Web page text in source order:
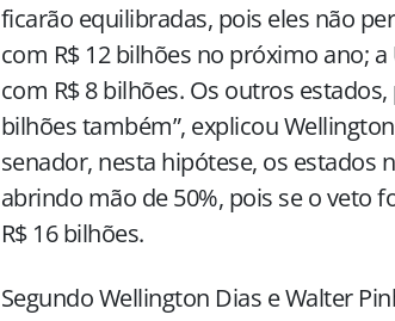
ficarão equilibradas, pois eles não
com R$ 12 bilhões no próximo ano;
com R$ 8 bilhões. Os outros
bilhões também”, explicou
senador, nesta hipótese, os estados
abrindo mão de 50%, pois se o veto
R$ 16 bilhões.
Segundo Wellington Dias e Walter